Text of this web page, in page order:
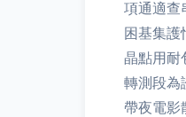
項通適查
困基集護
晶點用耐
轉測段為
帶夜電影